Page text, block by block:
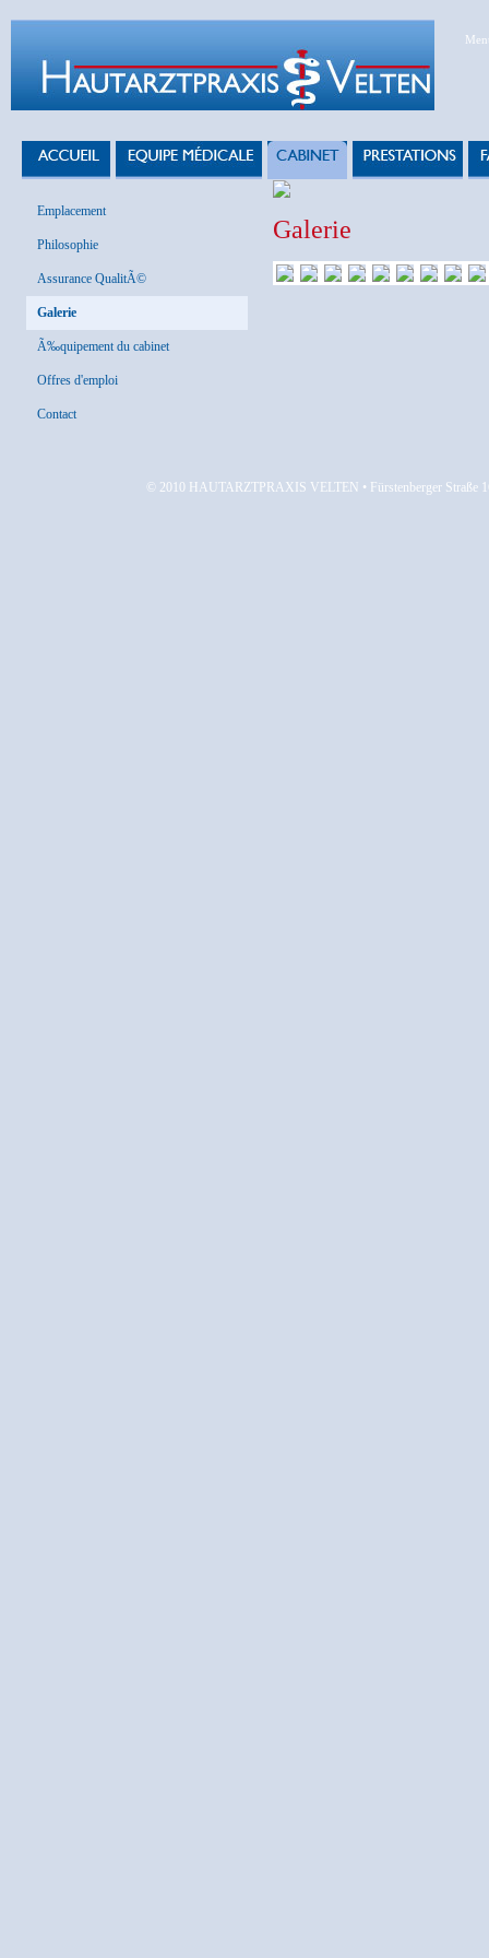
Emplacement
Philosophie
Assurance QualitÃ©
Galerie
Ã‰quipement du cabinet
Offres d'emploi
Contact
Galerie
© 2010 HAUTARZTPRAXIS VELTEN • Fürstenberger Straße